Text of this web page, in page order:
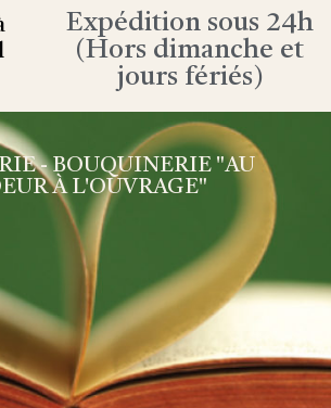
Expédition sous 24h
(Hors dimanche et
jours fériés)
- BOUQUINERIE "AU
À L'OUVRAGE"